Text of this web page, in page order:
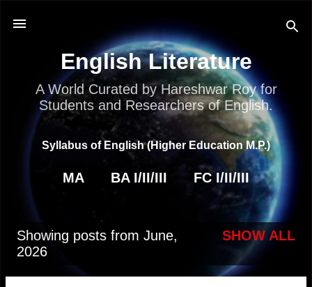
English Literature
A World Curated by Hareshwar Roy for
Students and Researchers of English.
Syllabus of English (Higher Education M.P.)
MA BA I/II/III FC I/II/III
P
o
Showing posts from June,
2026
SHOW ALL